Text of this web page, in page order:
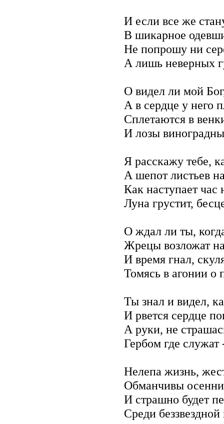
И если все же
В шикарное
Не попрошу ни
А лишь неверных
О видел ли мой
А в сердце у него
Сплетаются в
И лозы
Я расскажу тебе,
А шепот листьев
Как наступает
Луна грустит,
О ждал ли ты,
Жрецы возложат
И время гнал,
Томясь в агонии о
Ты знал и видел,
И рвется сердце
А руки, не
Гербом где
Нелепа жизнь,
Обманчивы
И страшно будет
Среди